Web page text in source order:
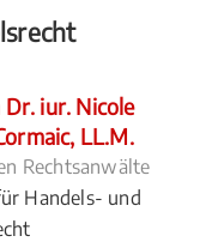
iur. Nicole
LL.M.
Rechtsanwälte
Handels- und